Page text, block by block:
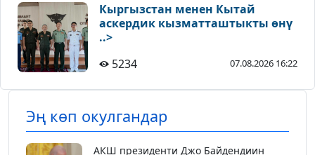
Кыргызстан менен Кытай
аскердик кызматташтыкты өнү
..>
5234
07.08.2026 16:22
Эң көп окулгандар
АКШ президенти Джо Байдендиин